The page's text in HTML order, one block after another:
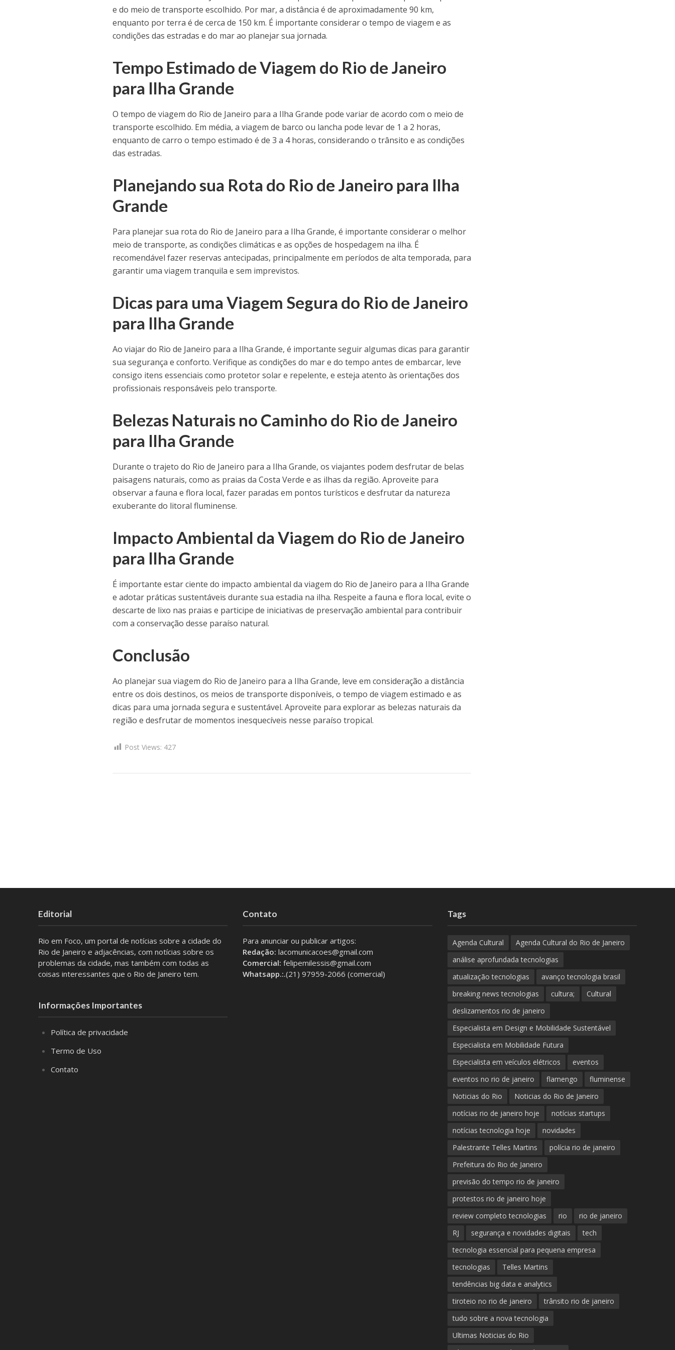
e do meio de transporte escolhido. Por mar, a distância é de aproximadamente 90 km,
enquanto por terra é de cerca de 150 km. É importante considerar o tempo de viagem e as
condições das estradas e do mar ao planejar sua jornada.
Tempo Estimado de Viagem do Rio de Janeiro
para Ilha Grande
O tempo de viagem do Rio de Janeiro para a Ilha Grande pode variar de acordo com o meio de
transporte escolhido. Em média, a viagem de barco ou lancha pode levar de 1 a 2 horas,
enquanto de carro o tempo estimado é de 3 a 4 horas, considerando o trânsito e as condições
das estradas.
Planejando sua Rota do Rio de Janeiro para Ilha
Grande
Para planejar sua rota do Rio de Janeiro para a Ilha Grande, é importante considerar o melhor
meio de transporte, as condições climáticas e as opções de hospedagem na ilha. É
recomendável fazer reservas antecipadas, principalmente em períodos de alta temporada, para
garantir uma viagem tranquila e sem imprevistos.
Dicas para uma Viagem Segura do Rio de Janeiro
para Ilha Grande
Ao viajar do Rio de Janeiro para a Ilha Grande, é importante seguir algumas dicas para garantir
sua segurança e conforto. Verifique as condições do mar e do tempo antes de embarcar, leve
consigo itens essenciais como protetor solar e repelente, e esteja atento às orientações dos
profissionais responsáveis pelo transporte.
Belezas Naturais no Caminho do Rio de Janeiro
para Ilha Grande
Durante o trajeto do Rio de Janeiro para a Ilha Grande, os viajantes podem desfrutar de belas
paisagens naturais, como as praias da Costa Verde e as ilhas da região. Aproveite para
observar a fauna e flora local, fazer paradas em pontos turísticos e desfrutar da natureza
exuberante do litoral fluminense.
Impacto Ambiental da Viagem do Rio de Janeiro
para Ilha Grande
É importante estar ciente do impacto ambiental da viagem do Rio de Janeiro para a Ilha Grande
e adotar práticas sustentáveis durante sua estadia na ilha. Respeite a fauna e flora local, evite o
descarte de lixo nas praias e participe de iniciativas de preservação ambiental para contribuir
com a conservação desse paraíso natural.
Conclusão
Ao planejar sua viagem do Rio de Janeiro para a Ilha Grande, leve em consideração a distância
entre os dois destinos, os meios de transporte disponíveis, o tempo de viagem estimado e as
dicas para uma jornada segura e sustentável. Aproveite para explorar as belezas naturais da
região e desfrutar de momentos inesquecíveis nesse paraíso tropical.
Post Views: 427
Editorial
Rio em Foco, um portal de notícias sobre a cidade do
Rio de Janeiro e adjacências, com notícias sobre os
problemas da cidade, mas também com todas as
coisas interessantes que o Rio de Janeiro tem.
Informações Importantes
Política de privacidade
Termo de Uso
Contato
Contato
Para anunciar ou publicar artigos:
Redação: lacomunicacoes@gmail.com
Comercial: felipemilessis@gmail.com
Whatsapp.:.(21) 97959-2066 (comercial)
Tags
Agenda Cultural
Agenda Cultural do Rio de Janeiro
análise aprofundada tecnologias
atualização tecnologias
avanço tecnologia brasil
breaking news tecnologias
cultura;
Cultural
deslizamentos rio de janeiro
Especialista em Design e Mobilidade Sustentável
Especialista em Mobilidade Futura
Especialista em veículos elétricos
eventos
eventos no rio de janeiro
flamengo
fluminense
Noticias do Rio
Noticias do Rio de Janeiro
notícias rio de janeiro hoje
notícias startups
notícias tecnologia hoje
novidades
Palestrante Telles Martins
polícia rio de janeiro
Prefeitura do Rio de Janeiro
previsão do tempo rio de janeiro
protestos rio de janeiro hoje
review completo tecnologias
rio
rio de janeiro
RJ
segurança e novidades digitais
tech
tecnologia essencial para pequena empresa
tecnologias
Telles Martins
tendências big data e analytics
tiroteio no rio de janeiro
trânsito rio de janeiro
tudo sobre a nova tecnologia
Ultimas Noticias do Rio